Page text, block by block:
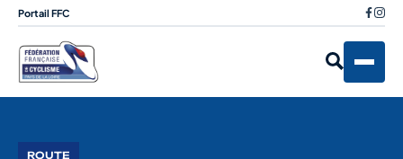
Portail FFC
ROUTE